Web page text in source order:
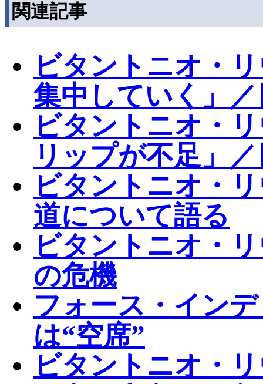
関連記事
ビタントニオ・
集中していく」
ビタントニオ・
リップが不足」
ビタントニオ・
道について語る
ビタントニオ・
の危機
フォース・イン
は“空席”
ビタントニオ・